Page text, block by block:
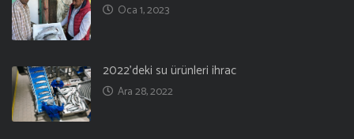
Oca 1, 2023
2022’deki su ürünleri ihrac
Ara 28, 2022